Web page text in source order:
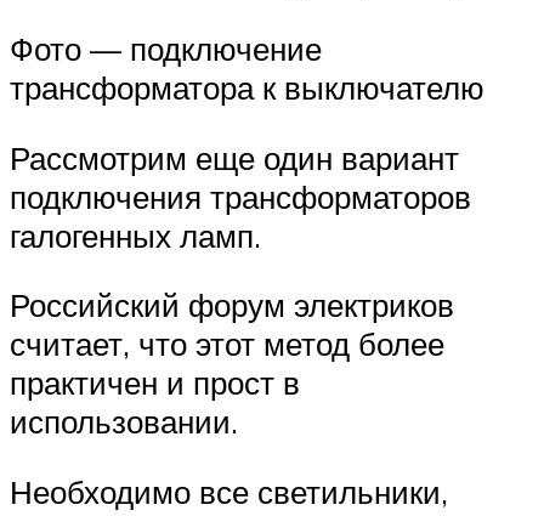
Фото — подключение
трансформатора к выключателю
Рассмотрим еще один вариант
подключения трансформаторов
галогенных ламп.
Российский форум электриков
считает, что этот метод более
практичен и прост в
использовании.
Необходимо все светильники,